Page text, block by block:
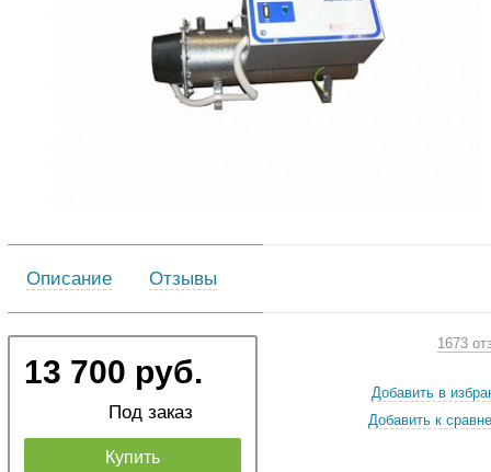
Описание Отзывы
13 700 руб.
Под заказ
Купить
1673
Добавить в
Добавить к